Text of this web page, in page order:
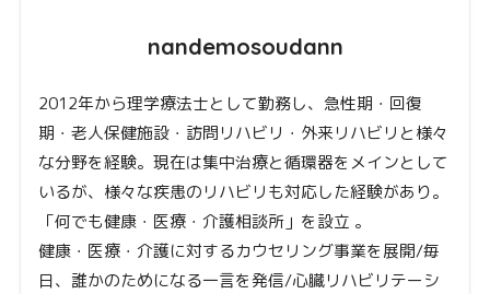
nandemosoudann
2012年から理学療法士として勤務し、急性期・回復
期・老人保健施設・訪問リハビリ・外来リハビリと様々
な分野を経験。現在は集中治療と循環器をメインとして
いるが、様々な疾患のリハビリも対応した経験があり。
「何でも健康・医療・介護相談所」を設立 。
健康・医療・介護に対するカウセリング事業を展開/毎
日、誰かのためになる一言を発信/心臓リハビリテーシ